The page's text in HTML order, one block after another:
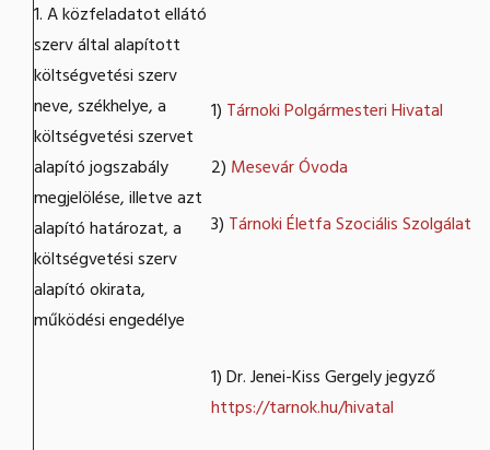
1. A közfeladatot ellátó
szerv által alapított
költségvetési szerv
neve, székhelye, a
költségvetési szervet
alapító jogszabály
megjelölése, illetve azt
alapító határozat, a
költségvetési szerv
alapító okirata,
működési engedélye
1) Tárnoki Polgármesteri Hivatal
2) Mesevár Óvoda
3) Tárnoki Életfa Szociális Szolgálat
1) Dr. Jenei-Kiss Gergely jegyző
https://tarnok.hu/hivatal